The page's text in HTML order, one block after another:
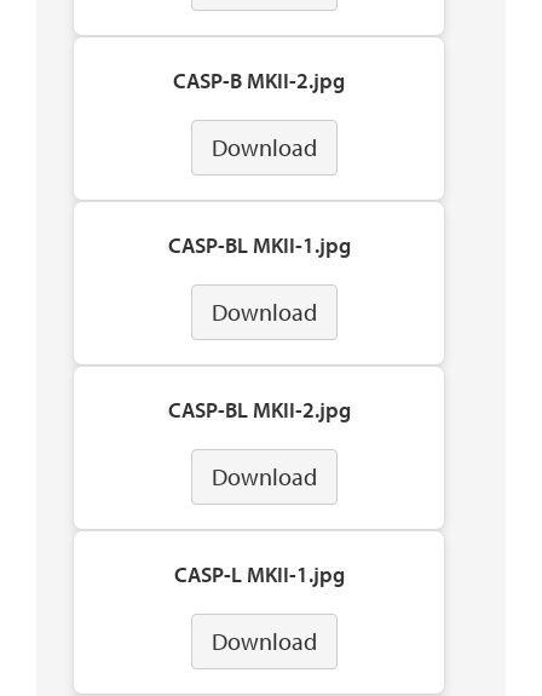
CASP-B MKII-2.jpg
Download
CASP-BL MKII-1.jpg
Download
CASP-BL MKII-2.jpg
Download
CASP-L MKII-1.jpg
Download